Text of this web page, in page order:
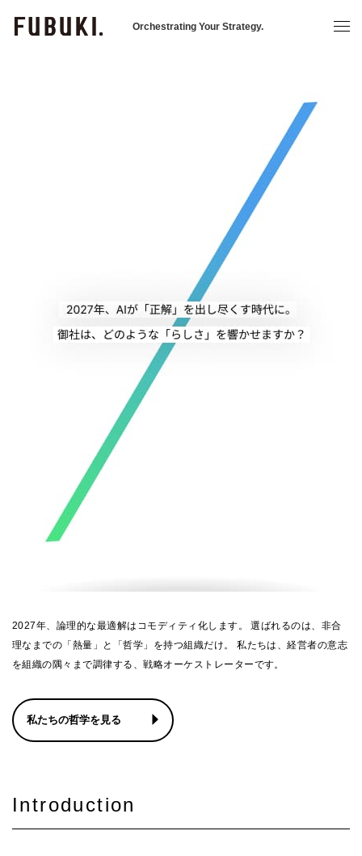
2027年、論理的な最適解はコモディティ化します。 選ばれるのは、非合
理なまでの「熱量」と「哲学」を持つ組織だけ。 私たちは、経営者の意志
を組織の隅々まで調律する、戦略オーケストレーターです。
私たちの哲学を見る
Introduction